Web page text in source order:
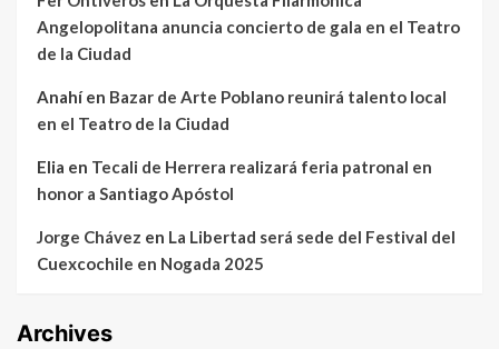
Angelopolitana anuncia concierto de gala en el Teatro
de la Ciudad
Anahíen Bazar de Arte Poblano reunirá talento local
en el Teatro de la Ciudad
Elia en Tecali de Herrera realizará feria patronal en
honor a Santiago Apóstol
Jorge Chávez en La Libertad será sede del Festival del
Cuexcochile en Nogada 2025
Archives